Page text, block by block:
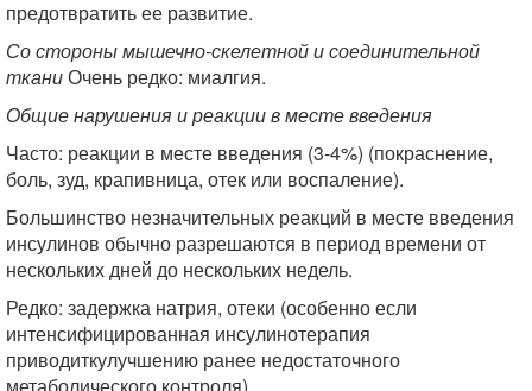
предотвратить ее развитие.
Со стороны мышечно-скелетной и соединительной
тканиОчень редко: миалгия.
Общие нарушения и реакции в месте введения
Часто: реакции в месте введения (3-4%) (покраснение,
боль, зуд, крапивница, отек или воспаление).
Большинство незначительных реакций в месте введения
инсулинов обычно разрешаются в период времени от
нескольких дней до нескольких недель.
Редко: задержка натрия, отеки (особенно если
интенсифицированная инсулинотерапия
приводиткулучшению ранее недостаточного